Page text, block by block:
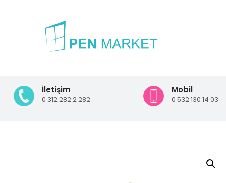
İletişim
0 312 282 2 282
Mobil
0 532 130 14 03